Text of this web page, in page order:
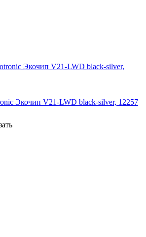
Экочип V21-LWD black-silver, 12257